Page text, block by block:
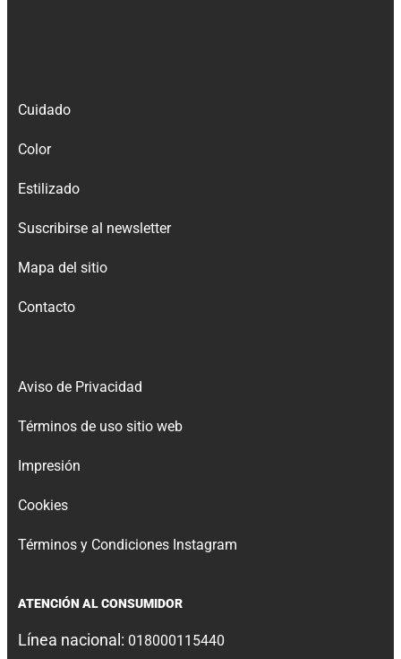
Cuidado
Color
Estilizado
Suscribirse al newsletter
Mapa del sitio
Contacto
Aviso de Privacidad
Términos de uso sitio web
Impresión
Cookies
Términos y Condiciones Instagram
ATENCIÓN AL CONSUMIDOR
Línea nacional: 018000115440